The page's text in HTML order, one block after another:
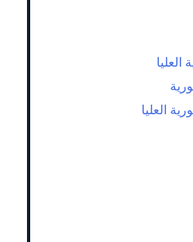
العليا
العليا